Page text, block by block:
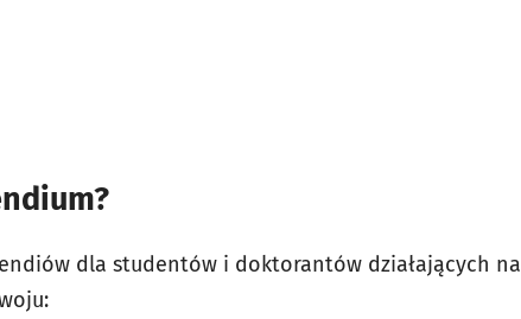
dla studentów i doktorantów działających na